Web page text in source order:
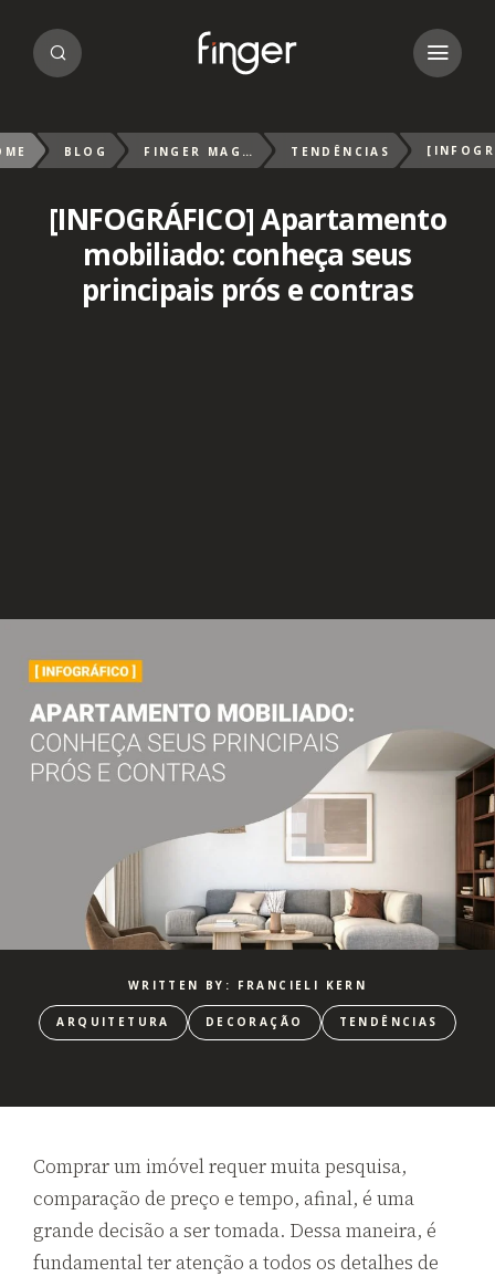
BLOG FINGER MAGAZIN TENDÊNCIAS
[INFOGRÁFICO] Apartamento
mobiliado: conheça seus
principais prós e contras
WRITTEN BY: FRANCIELI KERN
ARQUITETURA DECORAÇÃO TENDÊNCIAS
Comprar um imóvel requer muita pesquisa,
comparação de preço e tempo, afinal, é uma
grande decisão a ser tomada. Dessa maneira, é
fundamental ter atenção a todos os detalhes de